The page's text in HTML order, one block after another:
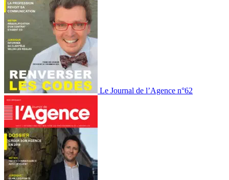
Le Journal de l’Agence n°62